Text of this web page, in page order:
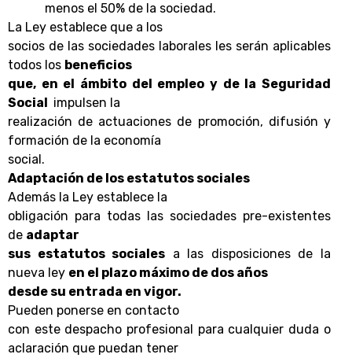
menos el 50% de la sociedad.
La Ley establece que a los
socios de las sociedades laborales les serán aplicables
todos los beneficios
que, en el ámbito del empleo y de la Seguridad
Social
impulsen la
realización de actuaciones de promoción, difusión y
formación de la economía
social.
Adaptación de los estatutos sociales
Además la Ley establece la
obligación para todas las sociedades pre-existentes
de adaptar
sus estatutos sociales a las disposiciones de la
nueva ley en el plazo máximo de dos años
desde su entrada en vigor.
Pueden ponerse en contacto
con este despacho profesional para cualquier duda o
aclaración que puedan tener